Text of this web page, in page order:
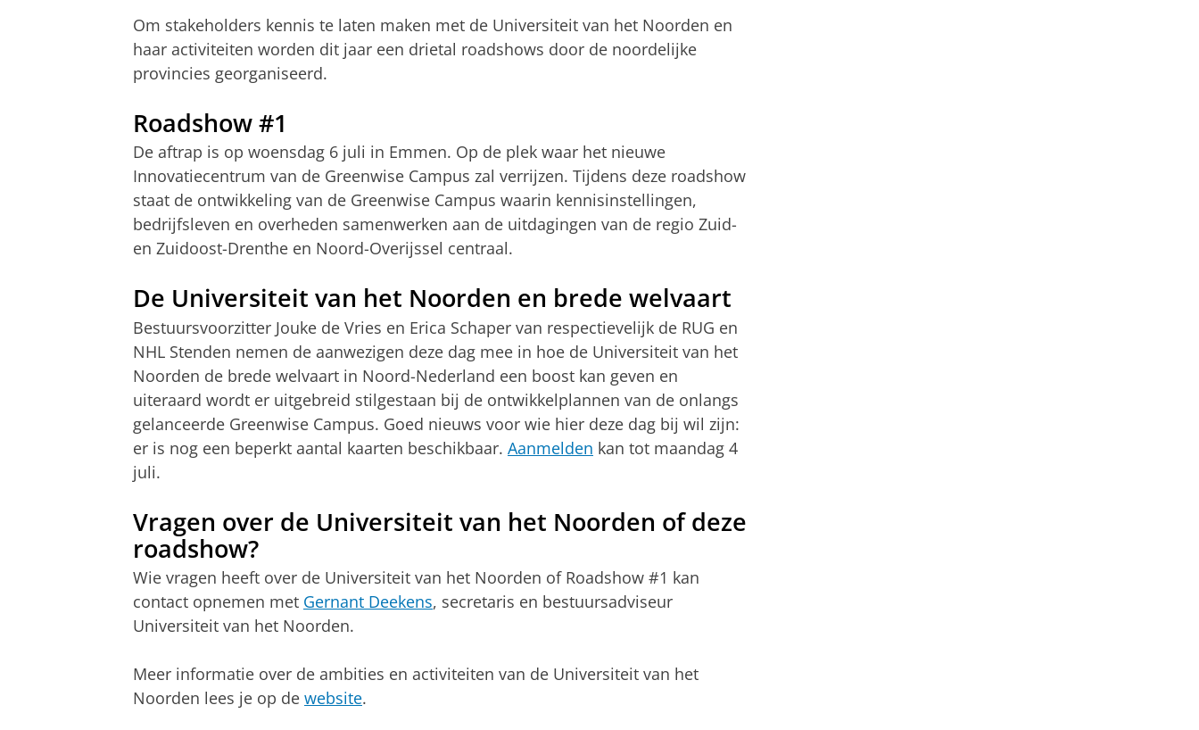
Om stakeholders kennis te laten maken met de Universiteit van het Noorden en
haar activiteiten worden dit jaar een drietal roadshows door de noordelijke
provincies georganiseerd.
Roadshow #1
De aftrap is op woensdag 6 juli in Emmen. Op de plek waar het nieuwe
Innovatiecentrum van de Greenwise Campus zal verrijzen. Tijdens deze roadshow
staat de ontwikkeling van de Greenwise Campus waarin kennisinstellingen,
bedrijfsleven en overheden samenwerken aan de uitdagingen van de regio Zuid-
en Zuidoost-Drenthe en Noord-Overijssel centraal.
De Universiteit van het Noorden en brede welvaart
Bestuursvoorzitter Jouke de Vries en Erica Schaper van respectievelijk de RUG en
NHL Stenden nemen de aanwezigen deze dag mee in hoe de Universiteit van het
Noorden de brede welvaart in Noord-Nederland een boost kan geven en
uiteraard wordt er uitgebreid stilgestaan bij de ontwikkelplannen van de onlangs
gelanceerde Greenwise Campus. Goed nieuws voor wie hier deze dag bij wil zijn:
er is nog een beperkt aantal kaarten beschikbaar. Aanmelden kan tot maandag 4
juli.
Vragen over de Universiteit van het Noorden of deze
roadshow?
Wie vragen heeft over de Universiteit van het Noorden of Roadshow #1 kan
contact opnemen met Gernant Deekens, secretaris en bestuursadviseur
Universiteit van het Noorden.
Meer informatie over de ambities en activiteiten van de Universiteit van het
Noorden lees je op de website.